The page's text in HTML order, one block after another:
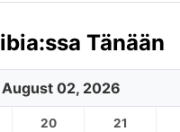
Tänään
August 02, 2026
20 21